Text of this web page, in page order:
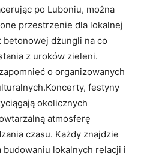
po Luboniu, można
przestrzenie dla lokalnej⁤
⁣betonowej dżungli na⁢ co
z​ uroków zieleni.
o organizowanych
festyny
okolicznych
atmosferę
czasu. Każdy znajdzie
lokalnych relacji i